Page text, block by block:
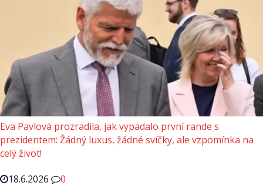
Eva Pavlová prozradila, jak vypadalo první rande s
prezidentem: Žádný luxus, žádné svíčky, ale vzpomínka na
celý život!
18.6.2026
0